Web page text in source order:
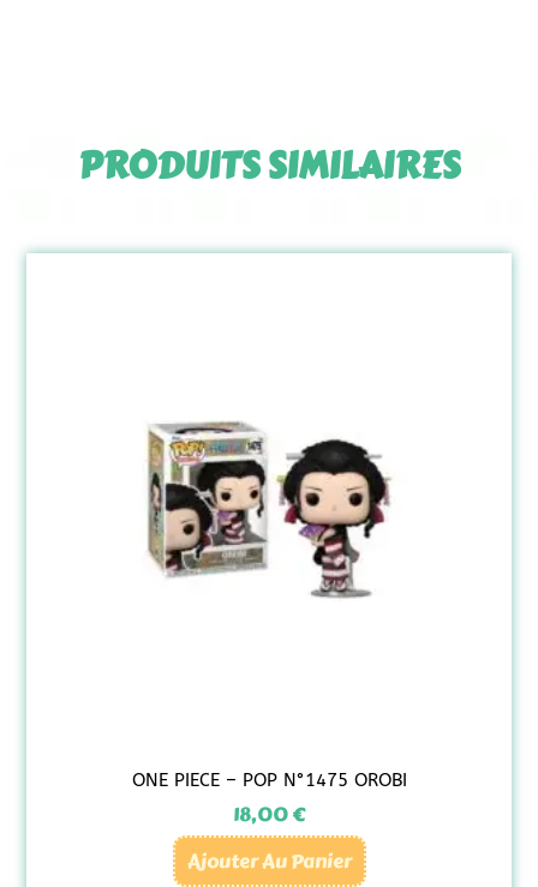
PRODUITS SIMILAIRES
ONE PIECE – POP N°1475 OROBI
18,00€
Ajouter Au Panier